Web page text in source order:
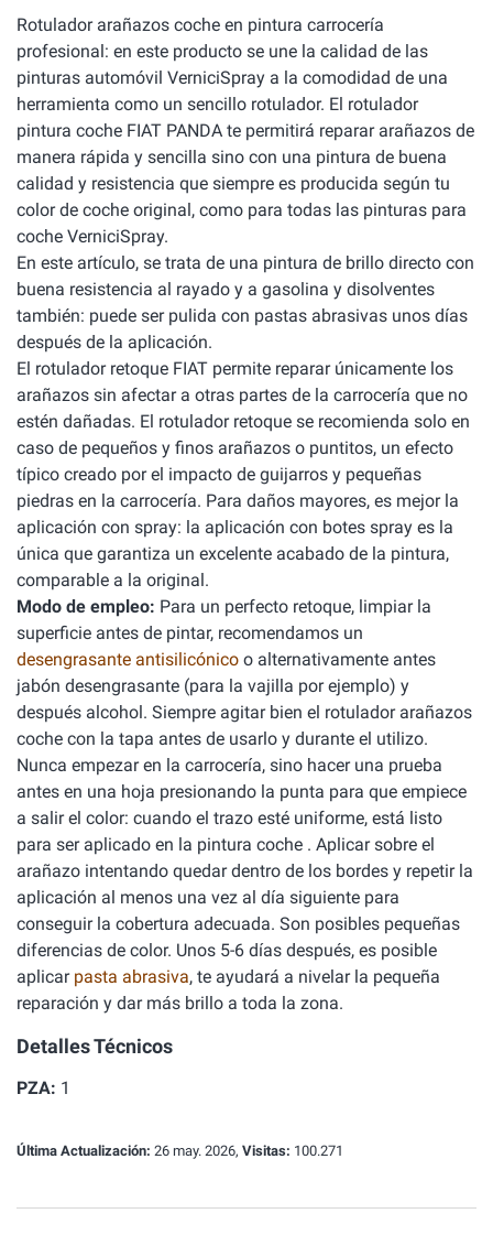
Rotulador arañazos coche en pintura carrocería
profesional: en este producto se une la calidad de las
pinturas automóvil VerniciSpray a la comodidad de una
herramienta como un sencillo rotulador. El rotulador
pintura coche FIAT PANDA te permitirá reparar arañazos de
manera rápida y sencilla sino con una pintura de buena
calidad y resistencia que siempre es producida según tu
color de coche original, como para todas las pinturas para
coche VerniciSpray.
En este artículo, se trata de una pintura de brillo directo con
buena resistencia al rayado y a gasolina y disolventes
también: puede ser pulida con pastas abrasivas unos días
después de la aplicación.
El rotulador retoque FIAT permite reparar únicamente los
arañazos sin afectar a otras partes de la carrocería que no
estén dañadas. El rotulador retoque se recomienda solo en
caso de pequeños y finos arañazos o puntitos, un efecto
típico creado por el impacto de guijarros y pequeñas
piedras en la carrocería. Para daños mayores, es mejor la
aplicación con spray: la aplicación con botes spray es la
única que garantiza un excelente acabado de la pintura,
comparable a la original.
Modo de empleo: Para un perfecto retoque, limpiar la
superficie antes de pintar, recomendamos un
desengrasante antisilicónico o alternativamente antes
jabón desengrasante (para la vajilla por ejemplo) y
después alcohol. Siempre agitar bien el rotulador arañazos
coche con la tapa antes de usarlo y durante el utilizo.
Nunca empezar en la carrocería, sino hacer una prueba
antes en una hoja presionando la punta para que empiece
a salir el color: cuando el trazo esté uniforme, está listo
para ser aplicado en la pintura coche . Aplicar sobre el
arañazo intentando quedar dentro de los bordes y repetir la
aplicación al menos una vez al día siguiente para
conseguir la cobertura adecuada. Son posibles pequeñas
diferencias de color. Unos 5-6 días después, es posible
aplicar pasta abrasiva, te ayudará a nivelar la pequeña
reparación y dar más brillo a toda la zona.
Detalles Técnicos
PZA: 1
Última Actualización: 26 may. 2026, Visitas: 100.271